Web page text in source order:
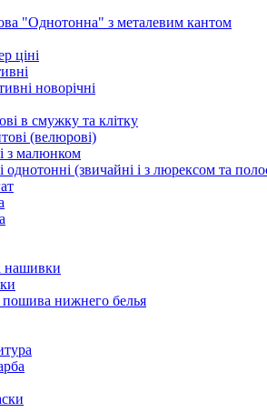
"Однотонна" з металевим кантом
ціні
новорічні
в смужку та клітку
(велюрові)
з малюнком
однотонні (звичайні і з люрексом та
нашивки
нижнего белья